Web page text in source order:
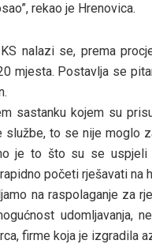
rekao je Hrenovica.
nalazi se, prema
mjesta. Postavlja se
sastanku kojem su
službe, to se nije moglo
je to što su se
početi rješavati na
na raspolaganje za
udomljavanja,
firme koja je izgradila